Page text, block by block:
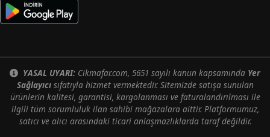
YASAL UYARI: Cikmafar.com, 5651 sayılı kanun kapsamında Yer
Sağlayıcısıfatıyla hizmet vermektedir. Sitemizde satışa sunulan
ürünlerin kalitesi, garantisi, kargolanması ve faturalandırılması ile
ilgili tüm sorumluluk ilan sahibi mağazalara aittir. Platformumuz,
satıcı ve alıcı arasındaki ticari anlaşmazlıklarda taraf değildir.